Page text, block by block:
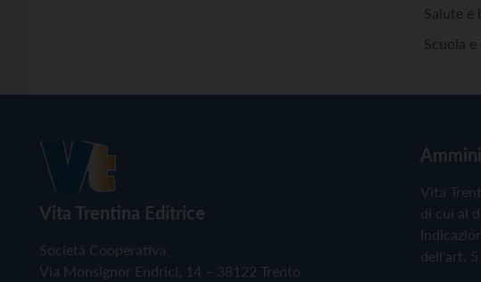
Salute e
Scuola
Vita Trentina Editrice
Società Cooperativa
Via Monsignor Endrici, 14 – 38122 Trento
Vita
di cui al
dell'art. 5